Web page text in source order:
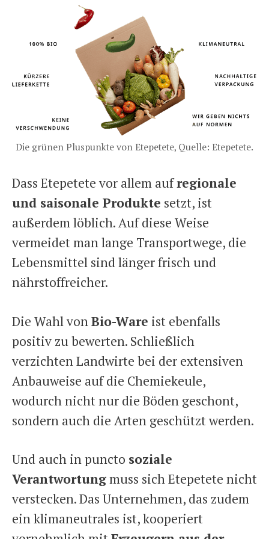
Die grünen Pluspunkte von Etepetete, Quelle: Etepetete.
Dass Etepetete vor allem aufregionale
und saisonale Produkte setzt, ist
außerdem löblich. Auf diese Weise
vermeidet man lange Transportwege, die
Lebensmittel sind länger frisch und
nährstoffreicher.
Die Wahl vonBio-Ware ist ebenfalls
positiv zu bewerten. Schließlich
verzichten Landwirte bei der extensiven
Anbauweise auf die Chemiekeule,
wodurch nicht nur die Böden geschont,
sondern auch die Arten geschützt werden.
Und auch in puncto soziale
Verantwortungmuss sich Etepetete nicht
verstecken. Das Unternehmen, das zudem
ein klimaneutrales ist, kooperiert